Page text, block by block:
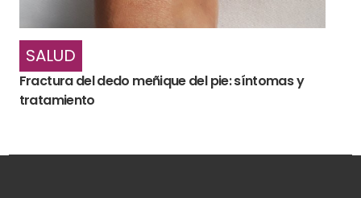
SALUD
Fractura del dedo meñique del pie: síntomas y
tratamiento